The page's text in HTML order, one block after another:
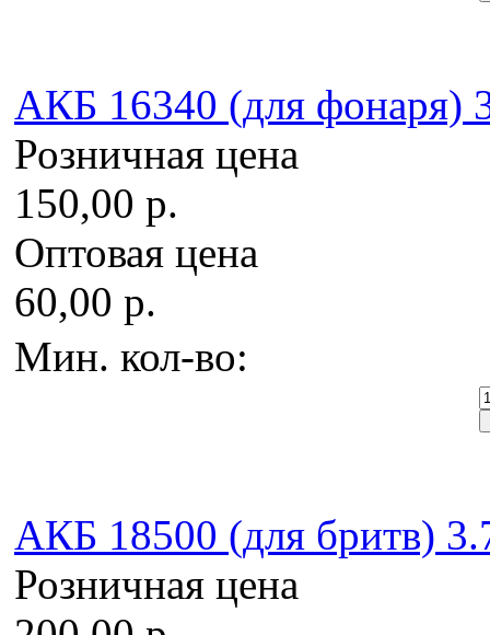
AКБ 16340 (для фонаря)
Розничная цена
150,00 р.
Оптовая цена
60,00 р.
Мин. кол-во:
AКБ 18500 (для бритв)
Розничная цена